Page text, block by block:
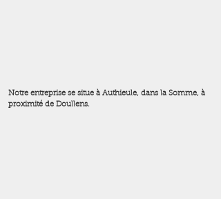
Notre entreprise se situe à Authieule, dans la Somme, à
proximité de Doullens.